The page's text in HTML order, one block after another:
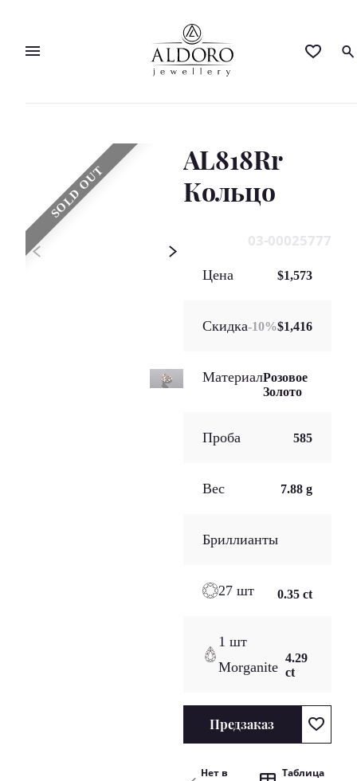
SOLD OUT
AL818Rr
Кольцo
03-00025777
Цена $1,573
Скидка-10%$1,416
МатериалРозовое
Золото
Проба 585
Вес 7.88 g
Бриллианты
27 шт 0.35 ct
1 шт
Morganite
4.29
ct
Предзаказ
Нет в
Таблица